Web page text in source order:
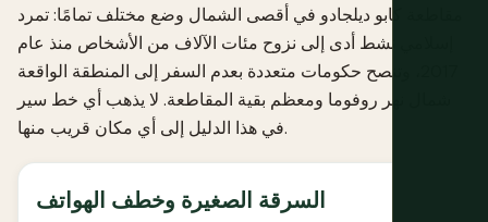
مقاطعة كابو ديلجادو في أقصى الشمال وضع مختلف تمامًا: تمرد
إسلامي نشط أدى إلى نزوح مئات الآلاف من الأشخاص منذ عام
2017، وتنصح حكومات متعددة بعدم السفر إلى المنطقة الواقعة
شمال نهر روفوما ومعظم بقية المقاطعة. لا يذهب أي خط سير
في هذا الدليل إلى أي مكان قريب منها.
السرقة الصغيرة وخطف الهواتف